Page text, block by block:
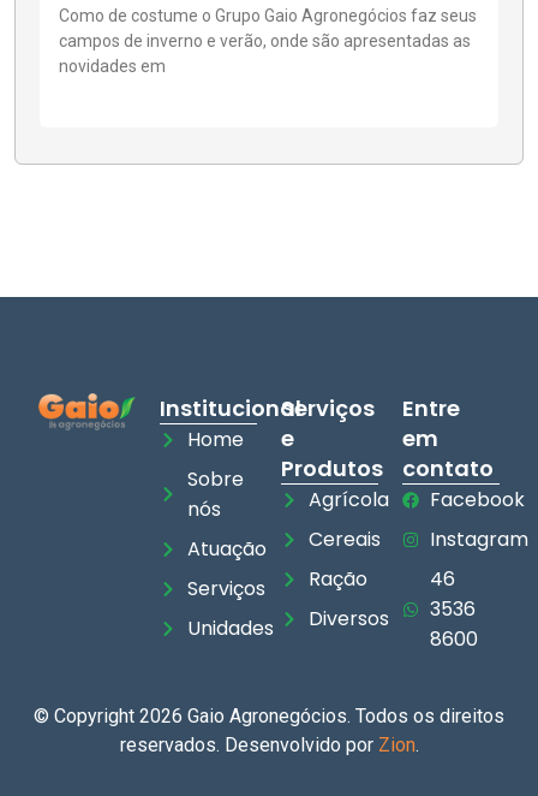
Como de costume o Grupo Gaio Agronegócios faz seus
campos de inverno e verão, onde são apresentadas as
novidades em
Institucional
Home
Sobre
nós
Atuação
Serviços
Unidades
Serviços
e
Produtos
Agrícola
Cereais
Ração
Diversos
Entre
em
contato
Facebook
Instagram
46
3536
8600
© Copyright 2026 Gaio Agronegócios. Todos os direitos
reservados. Desenvolvido por Zion.